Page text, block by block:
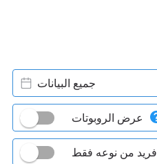
جميع البيانات
عرض الروبوتات
فريد من نوعه فقط